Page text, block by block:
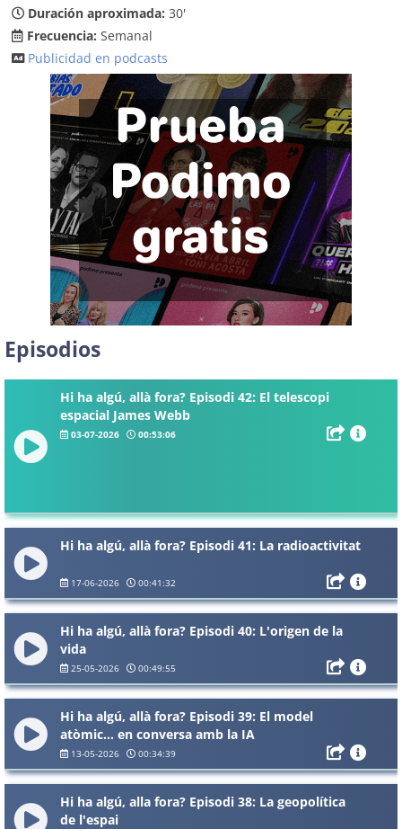
Duración aproximada: 30'
Frecuencia: Semanal
Publicidad en podcasts
Episodios
Hi ha algú, allà fora? Episodi 42: El telescopi
espacial James Webb
03-07-2026 00:53:06
Hi ha algú, allà fora? Episodi 41: La radioactivitat
17-06-2026 00:41:32
Hi ha algú, allà fora? Episodi 40: L'origen de la
vida
25-05-2026 00:49:55
Hi ha algú, allà fora? Episodi 39: El model
atòmic... en conversa amb la IA
13-05-2026 00:34:39
Hi ha algú, alla fora? Episodi 38: La geopolítica
de l'espai